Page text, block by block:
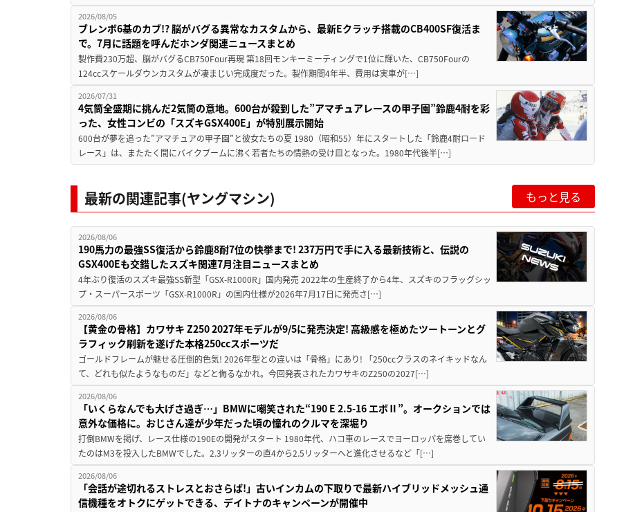
2026/08/05
ブレンボ6基のカブ!? 脳がバグる異常なカスタムから、最新Eクラッチ搭載のCB400SF復活ま
で。7月に話題を呼んだホンダ関連ニュースまとめ
製作費230万超、脳がバグるCB750Four再現 第18回モンキーミーティングで1位に輝いた、CB750Fourの
124ccスケールダウンカスタムが凄まじい完成度だった。製作期間4年半、費用は実車が[…]
2026/07/31
4気筒全盛期に挑んだ2気筒の意地。600台が殺到した”アマチュアレースの甲子園”鈴鹿4耐を彩
った、女性コンビの「スズキGSX400E」が特別展示開始
600台が夢を追った”アマチュアの甲子園”と彼女たちの夏 1980（昭和55）年にスタートした「鈴鹿4耐ロード
レース」は、またたく間にバイクブームに沸く若者たちの情熱の受け皿となった。1980年代後半[…]
最新の関連記事(ヤングマシン) もっと見る
2026/08/06
190馬力の最強SS復活から鈴鹿8耐7位の快挙まで! 237万円で手に入る最新技術と、伝説の
GSX400Eも交錯したスズキ関連7月注目ニュースまとめ
4年ぶり復活のスズキ最強SS新型「GSX-R1000R」国内発売 2022年の生産終了から4年、スズキのフラッグシッ
プ・スーパースポーツ「GSX-R1000R」の国内仕様が2026年7月17日に発売さ[…]
2026/08/06
【黄金の骨格】カワサキ Z250 2027年モデルが9/5に発売決定! 高級感を極めたツートーンとグ
ラフィック刷新を遂げた本格250ccスポーツだ
ゴールドフレームが魅せる圧倒的色気! 2026年型との違いは「骨格」にあり! 「250ccクラスのネイキッドなん
て、どれも似たようなものだ」などと侮るなかれ。今回発表されたカワサキのZ250の2027[…]
2026/08/06
「いくらなんでも大げさ過ぎ…」BMWに嘲笑された“190 E 2.5-16 エボⅡ”。オークションでは
意外な価格に。おじさん達が少年だった頃の憧れのクルマを深堀り
打倒BMWを掲げ、レース仕様の190Eの開発がスタート 1980年代、ハコ車のレースでヨーロッパを席巻してい
たのはM3を投入したBMWでした。2.3リッターの直4から2.5リッターへと進化させるなど「[…]
2026/08/06
「会話が途切れるストレスとおさらば!」古いインカムの下取りで最新ハイブリッドメッシュ通
信機種をオトクにゲットできる、デイトナのキャンペーンが開催中